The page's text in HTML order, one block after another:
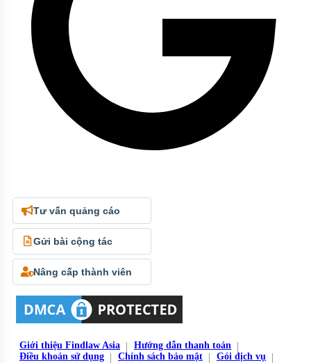
Tư vấn quảng cáo
Gửi bài cộng tác
Nâng cấp thành viên
Giới thiệu Findlaw Asia
Hướng dẫn thanh toán
Điều khoản sử dụng
Chính sách bảo mật
Gói dịch vụ